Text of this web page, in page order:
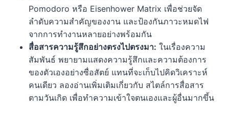
Pomodoro หรือ Eisenhower Matrix เพื่อช่วยจัด
ลำดับความสำคัญของงาน และป้องกันภาวะหมดไฟ
จากการทำงานหลายอย่างพร้อมกัน
สื่อสารความรู้สึกอย่างตรงไปตรงมา: ในเรื่องความ
สัมพันธ์ พยายามแสดงความรู้สึกและความต้องการ
ของตัวเองอย่างซื่อสัตย์ แทนที่จะเก็บไปคิดวิเคราะห์
คนเดียว ลองอ่านเพิ่มเติมเกี่ยวกับ สไตล์การสื่อสาร
ตามวันเกิด เพื่อทำความเข้าใจตนเองและผู้อื่นมากขึ้น